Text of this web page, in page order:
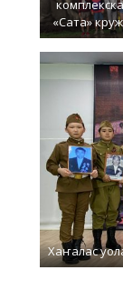
«Сата»
Хаҥалас